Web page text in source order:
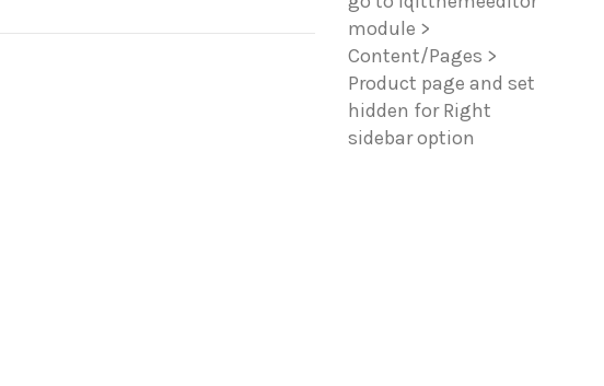
module >
Content/Pages >
Product page and set
hidden for Right
sidebar option